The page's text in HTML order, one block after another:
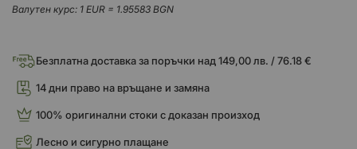
Валутен курс: 1 EUR = 1.95583 BGN
Безплатна доставка за поръчки над 149,00 лв. / 76.18 €
14 дни право на връщане и замяна
100% оригинални стоки с доказан произход
Лесно и сигурно плащане